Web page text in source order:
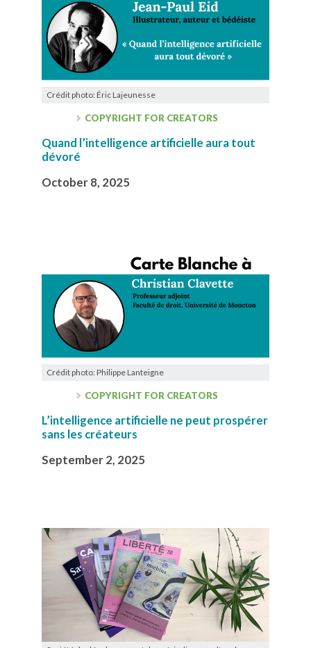
Crédit photo: Éric Lajeunesse
COPYRIGHT FOR CREATORS
Quand l’intelligence artificielle aura tout
dévoré
October 8, 2025
Crédit photo: Philippe Lanteigne
COPYRIGHT FOR CREATORS
L’intelligence artificielle ne peut prospérer
sans les créateurs
September 2, 2025